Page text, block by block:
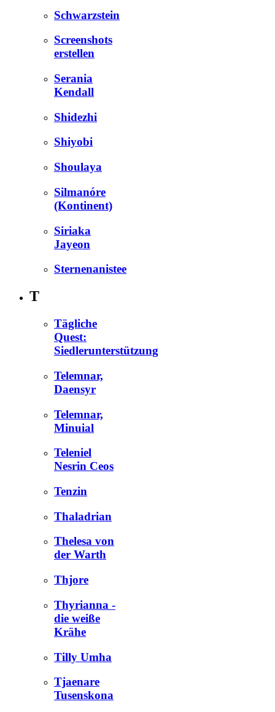
Schwarzstein
Screenshots
erstellen
Serania
Kendall
Shidezhi
Shiyobi
Shoulaya
Silmanóre
(Kontinent)
Siriaka
Jayeon
Sternenanistee
T
Tägliche
Quest:
Siedlerunterstützung
Telemnar,
Daensyr
Telemnar,
Minuial
Teleniel
Nesrin Ceos
Tenzin
Thaladrian
Thelesa von
der Warth
Thjore
Thyrianna -
die weiße
Krähe
Tilly Umha
Tjaenare
Tusenskona